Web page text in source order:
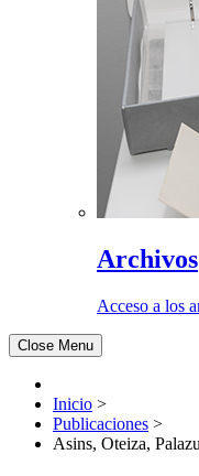
Archivos
Acceso a los
Close Menu
Inicio >
Publicaciones >
Asins, Oteiza,